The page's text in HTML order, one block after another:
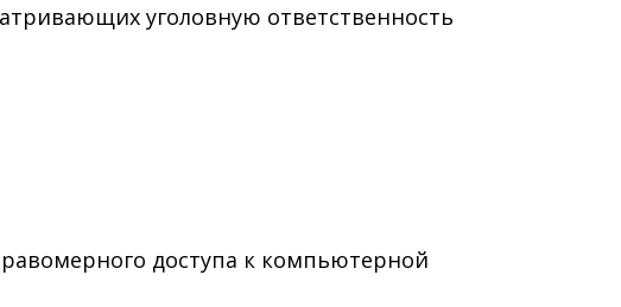
уголовную ответственность
доступа к компьютерной